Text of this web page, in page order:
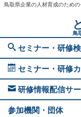
鳥取県企業の人材育成のため
鳥
セミナー・研修
セミナー・研修
研修情報配信サ
参加機関・団体